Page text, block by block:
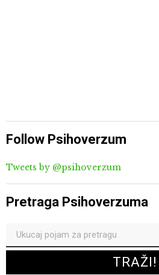
Follow Psihoverzum
Tweets by @psihoverzum
Pretraga Psihoverzuma